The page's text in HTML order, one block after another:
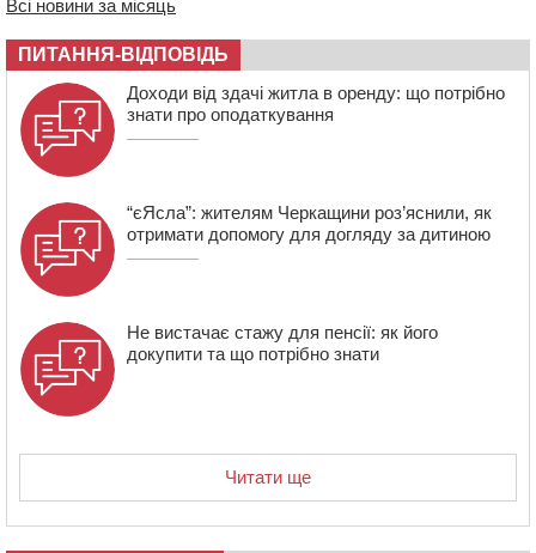
09:49 ДНК-експертиза через 21 місяць підтвердила
загибель захисника зі Сміли
Всі новини за місяць
ПИТАННЯ-ВІДПОВІДЬ
Доходи від здачі житла в оренду: що потрібно
знати про оподаткування
“єЯсла”: жителям Черкащини роз’яснили, як
отримати допомогу для догляду за дитиною
Не вистачає стажу для пенсії: як його
докупити та що потрібно знати
Читати ще